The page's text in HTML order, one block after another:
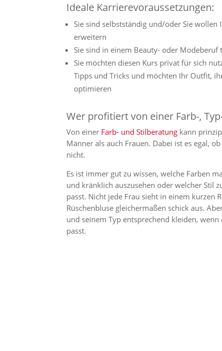
Ideale Karrierevoraussetzungen:
Sie sind selbstständig und/oder Sie wollen
erweitern
Sie sind in einem Beauty- oder Modeberuf
Sie möchten diesen Kurs privat für sich
Tipps und Tricks und möchten Ihr Outfit,
optimieren
Wer profitiert von einer Farb-,
Von einer Farb- und Stilberatung kann
Männer als auch Frauen. Dabei ist es egal,
nicht.
Es ist immer gut zu wissen, welche Farben
und kränklich auszusehen oder welcher Stil
passt. Nicht jede Frau sieht in einem kurzen
Rüschenbluse gleichermaßen schick aus.
und seinem Typ entsprechend kleiden,
passt.